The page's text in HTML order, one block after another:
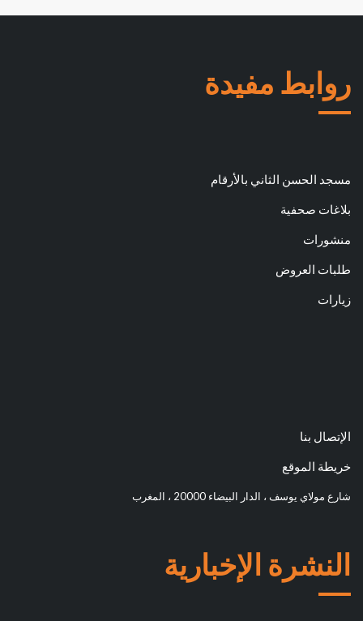
روابط مفيدة
مسجد الحسن الثاني بالأرقام
بلاغات صحفية
منشورات
طلبات العروض
زيارات
الإتصال بنا
خريطة الموقع
شارع مولاي يوسف ، الدار البيضاء 20000 ، المغرب
النشرة الإخبارية